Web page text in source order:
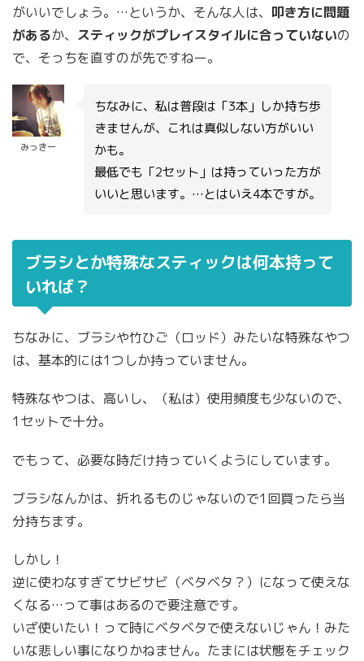
がいいでしょう。…というか、そんな人は、 叩き方に問題
があるか、 スティックがプレイスタイルに合っていないの
で、そっちを直すのが先ですねー。
みっきー
ちなみに、私は普段は「3本」しか持ち歩
きませんが、これは真似しない方がいい
かも。
最低でも「2セット」は持っていった方が
いいと思います。…とはいえ4本ですが。
ブラシとか特殊なスティックは何本持って
いれば？
ちなみに、ブラシや竹ひご（ロッド）みたいな特殊なやつ
は、基本的には1つしか持っていません。
特殊なやつは、高いし、（私は）使用頻度も少ないので、
1セットで十分。
でもって、必要な時だけ持っていくようにしています。
ブラシなんかは、折れるものじゃないので1回買ったら当
分持ちます。
しかし！
逆に使わなすぎてサビサビ（ベタベタ？）になって使えな
くなる…って事はあるので要注意です。
いざ使いたい！って時にベタベタで使えないじゃん！みた
いな悲しい事になりかねません。たまには状態をチェック